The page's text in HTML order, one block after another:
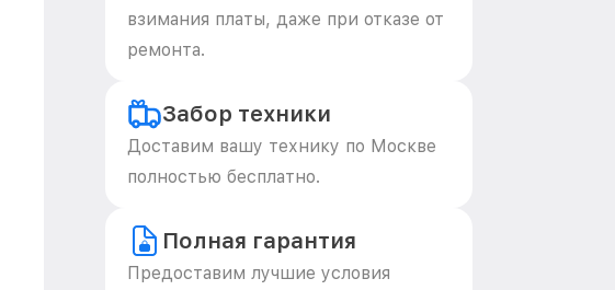
взимания платы, даже при отказе от
ремонта.
Забор техники
Доставим вашу технику по Москве
полностью бесплатно.
Полная гарантия
Предоставим лучшие условия